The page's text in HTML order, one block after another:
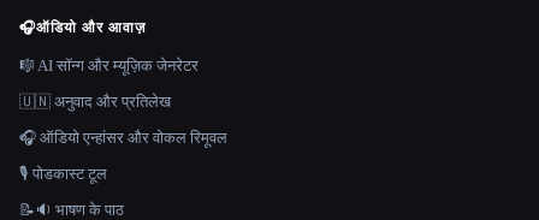
🎧ऑडियो और आवाज़
🎼 AI सॉन्ग और म्यूज़िक जेनरेटर
🇺🇳 अनुवाद और प्रतिलेख
🎧 ऑडियो एन्हांसर और वोकल रिमूवल
🎙️ पोडकास्ट टूल
📝🔉 भाषण के पाठ